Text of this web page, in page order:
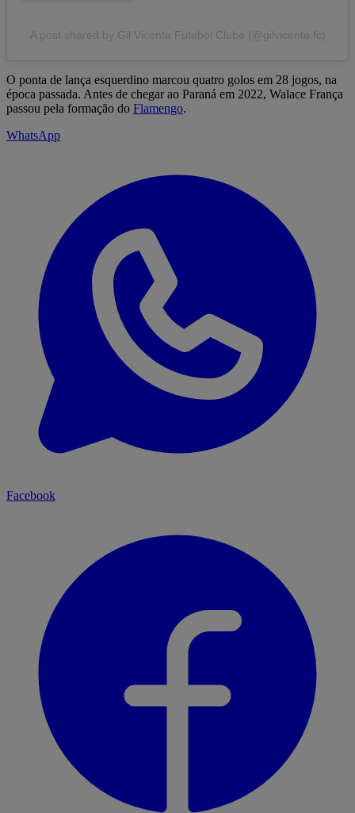
A post shared by Gil Vicente Futebol Clube (@gilvicente.fc)
O ponta de lança esquerdino marcou quatro golos em 28 jogos, na
época passada. Antes de chegar ao Paraná em 2022, Walace França
passou pela formação do Flamengo.
WhatsApp
Facebook